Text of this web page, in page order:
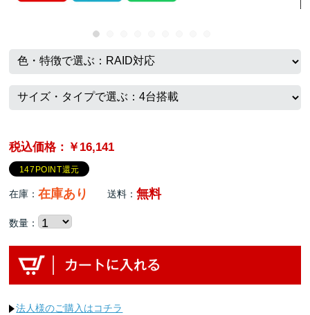
税込価格：￥16,141
147POINT還元
在庫：在庫あり 送料：無料
数量：
法人様のご購入はコチラ